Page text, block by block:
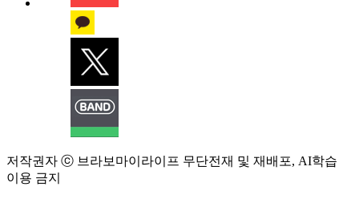
저작권자 ⓒ 브라보마이라이프 무단전재 및 재배포, AI학습
이용 금지